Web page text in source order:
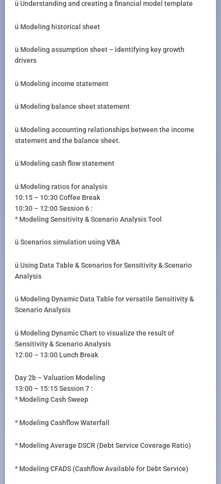
ü Understanding and creating a financial model template
ü Modeling historical sheet
ü Modeling assumption sheet – identifying key growth
drivers
ü Modeling income statement
ü Modeling balance sheet statement
ü Modeling accounting relationships between the income
statement and the balance sheet.
ü Modeling cash flow statement
ü Modeling ratios for analysis
10:15 – 10:30 Coffee Break
10:30 – 12:00 Session 6 :
ª Modeling Sensitivity & Scenario Analysis Tool
ü Scenarios simulation using VBA
ü Using Data Table & Scenarios for Sensitivity & Scenario
Analysis
ü Modeling Dynamic Data Table for versatile Sensitivity &
Scenario Analysis
ü Modeling Dynamic Chart to visualize the result of
Sensitivity & Scenario Analysis
12:00 – 13:00 Lunch Break
Day 2b – Valuation Modeling
13:00 – 15:15 Session 7 :
ª Modeling Cash Sweep
ª Modeling Cashflow Waterfall
ª Modeling Average DSCR (Debt Service Coverage Ratio)
ª Modeling CFADS (Cashflow Available for Debt Service)